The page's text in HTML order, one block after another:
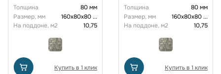
Толщина
80 мм
Размер, мм
160х80х80...
На поддоне, м2
10,75
Купить в 1 клик
Толщина
80 мм
Размер, мм
160х80х80...
На поддоне, м2
10,75
Купить в 1 клик